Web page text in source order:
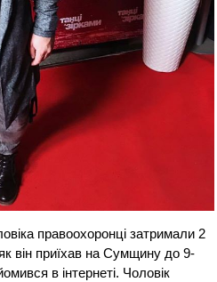
правоохоронці затримали 2
він приїхав на Сумщину до 9-
в інтернеті. Чоловік